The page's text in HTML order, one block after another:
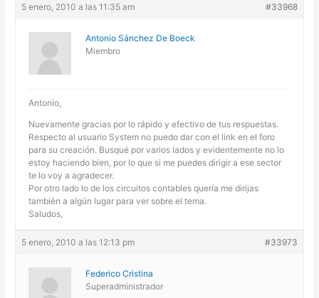
5 enero, 2010 a las 11:35 am #33968
Antonio Sánchez De Boeck
Miembro
Antonio,
Nuevamente gracias por lo rápido y efectivo de tus respuestas.
Respecto al usuario System no puedo dar con el link en el foro
para su creación. Busqué por varios lados y evidentemente no lo
estoy haciendo bien, por lo que si me puedes dirigir a ese sector
te lo voy a agradecer.
Por otro lado lo de los circuitos contables quería me dirijas
también a algún lugar para ver sobre el tema.
Saludos,
5 enero, 2010 a las 12:13 pm #33973
Federico Cristina
Superadministrador